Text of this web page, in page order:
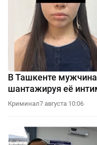
В Ташкенте
шантажируя её
Криминал7 августа 10:06